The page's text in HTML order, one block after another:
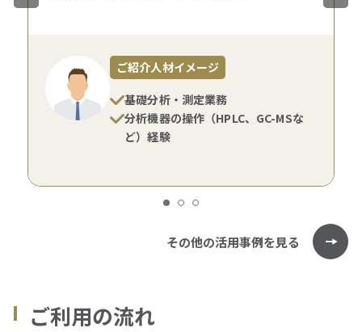
ご紹介人材イメージ
基礎分析・測定業務
分析機器の操作（HPLC、GC-MSな
ど）経験
その他の活用事例を見る
ご利用の流れ